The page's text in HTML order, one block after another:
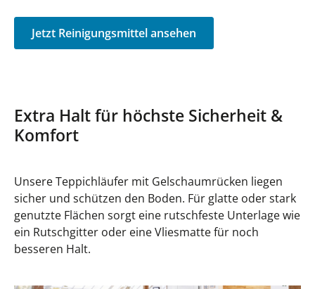
Jetzt Reinigungsmittel ansehen
Extra Halt für höchste Sicherheit &
Komfort
Unsere Teppichläufer mit Gelschaumrücken liegen
sicher und schützen den Boden. Für glatte oder stark
genutzte Flächen sorgt eine rutschfeste Unterlage wie
ein Rutschgitter oder eine Vliesmatte für noch
besseren Halt.